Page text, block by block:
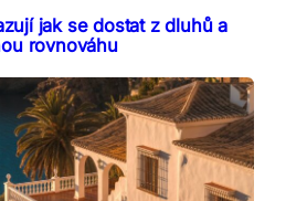
jak se dostat z dluhů a
rovnováhu